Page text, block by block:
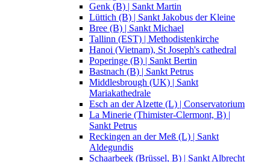
Genk (B) | Sankt Martin
Lüttich (B) | Sankt Jakobus der Kleine
Bree (B) | Sankt Michael
Tallinn (EST) | Methodistenkirche
Hanoi (Vietnam), St Joseph's cathedral
Poperinge (B) | Sankt Bertin
Bastnach (B) | Sankt Petrus
Middlesbrough (UK) | Sankt
Mariakathedrale
Esch an der Alzette (L) | Conservatorium
La Minerie (Thimister-Clermont, B) |
Sankt Petrus
Reckingen an der Meß (L) | Sankt
Aldegundis
Schaarbeek (Brüssel, B) | Sankt Albrecht